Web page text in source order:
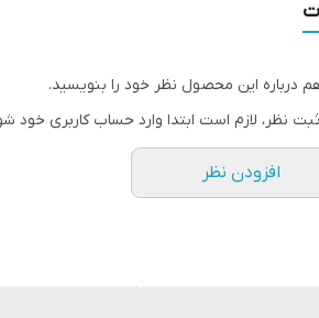
درباره این محصول نظر خود را بنویسید.
نظر، لازم است ابتدا وارد حساب کاربری خود
افزودن نظر